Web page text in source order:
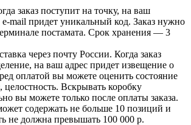
заказ поступит на точку, на ваш
mail придет уникальный код. Заказ нужно
постамата. Срок хранения — 3
через почту России. Когда заказ
на ваш адрес придет извещение о
оплатой вы можете оценить состояние
целостность. Вскрывать коробку
вы можете только после оплаты заказа.
содержать не больше 10 позиций и
не должна превышать 100 000 р.